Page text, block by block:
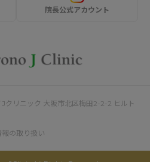
院長公式アカウント
クリニック 大阪市北区梅田2-2-2 ヒルト
報の取り扱い